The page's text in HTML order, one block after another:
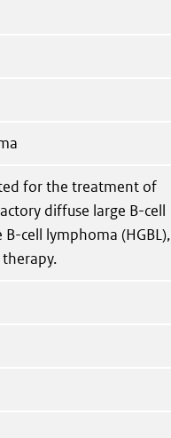
for the treatment of
diffuse large B-cell
cell lymphoma (HGBL),